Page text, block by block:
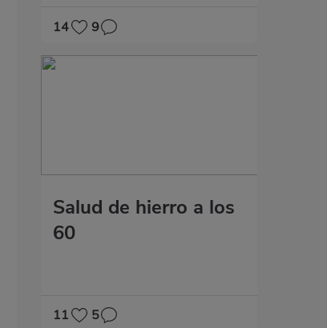
14 9
Salud de hierro a los
60
11 5